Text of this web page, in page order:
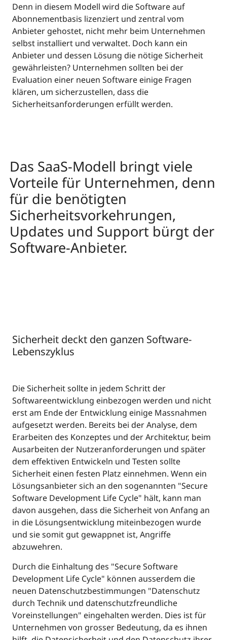
Denn in diesem Modell wird die Software auf
Abonnementbasis lizenziert und zentral vom
Anbieter gehostet, nicht mehr beim Unternehmen
selbst installiert und verwaltet. Doch kann ein
Anbieter und dessen Lösung die nötige Sicherheit
gewährleisten? Unternehmen sollten bei der
Evaluation einer neuen Software einige Fragen
klären, um sicherzustellen, dass die
Sicherheitsanforderungen erfüllt werden.
Das SaaS-Modell bringt viele
Vorteile für Unternehmen, denn
für die benötigten
Sicherheitsvorkehrungen,
Updates und Support bürgt der
Software-Anbieter.
Sicherheit deckt den ganzen Software-
Lebenszyklus
Die Sicherheit sollte in jedem Schritt der
Softwareentwicklung einbezogen werden und nicht
erst am Ende der Entwicklung einige Massnahmen
aufgesetzt werden. Bereits bei der Analyse, dem
Erarbeiten des Konzeptes und der Architektur, beim
Ausarbeiten der Nutzeranforderungen und später
dem effektiven Entwickeln und Testen sollte
Sicherheit einen festen Platz einnehmen. Wenn ein
Lösungsanbieter sich an den sogenannten "Secure
Software Development Life Cycle" hält, kann man
davon ausgehen, dass die Sicherheit von Anfang an
in die Lösungsentwicklung miteinbezogen wurde
und sie somit gut gewappnet ist, Angriffe
abzuwehren.
Durch die Einhaltung des "Secure Software
Development Life Cycle" können ausserdem die
neuen Datenschutzbestimmungen "Datenschutz
durch Technik und datenschutzfreundliche
Voreinstellungen" eingehalten werden. Dies ist für
Unternehmen von grosser Bedeutung, da es ihnen